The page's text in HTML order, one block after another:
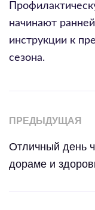
начинают
инструкции к
сезона.
ПРЕДЫДУЩАЯ
Отличный день
дораме и